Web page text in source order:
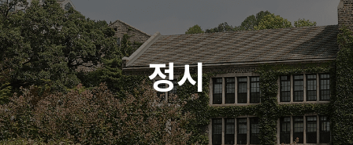
정시